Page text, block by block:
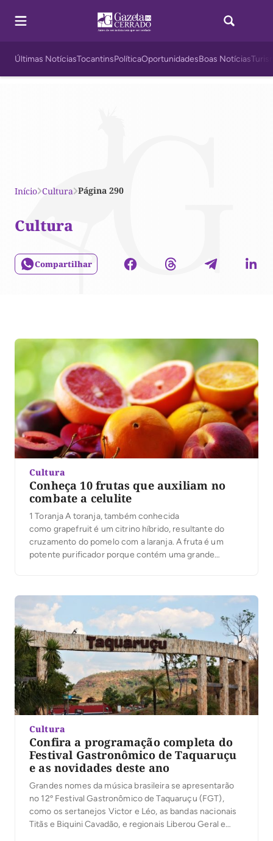
Últimas NotíciasTocantinsPolíticaOportunidadesBoas Notícias
Início Cultura Página 290
Cultura
Compartilhar
Cultura
Conheça 10 frutas que auxiliam no
combate a celulite
1 Toranja A toranja, também conhecida
como grapefruit é um citrino híbrido, resultante do
cruzamento do pomelo com a laranja. A fruta é um
potente purificador porque contém uma grande
3 Morango Cheios de vitamina e água, os morangos são
antioxidantes e eliminam os radicais […]
Cultura
Confira a programação completa do
Festival Gastronômico de Taquaruçu
e as novidades deste ano
Grandes nomes da música brasileira se apresentarão
no 12º Festival Gastronômico de Taquaruçu (FGT),
como os sertanejos Victor e Léo, as bandas nacionais
Titãs e Biquini Cavadão, e regionais Liberou Geral e